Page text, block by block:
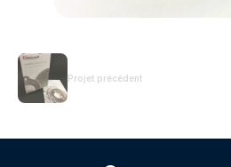
Projet précédent